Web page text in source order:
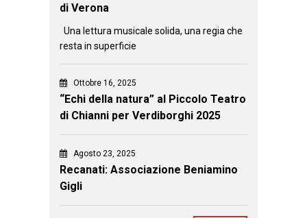
di Verona
Una lettura musicale solida, una regia che
resta in superficie
Ottobre 16, 2025
“Echi della natura” al Piccolo Teatro
di Chianni per Verdiborghi 2025
Agosto 23, 2025
Recanati: Associazione Beniamino
Gigli